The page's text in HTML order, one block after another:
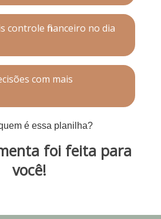
controle financeiro no dia
com mais
foi feita para
você!